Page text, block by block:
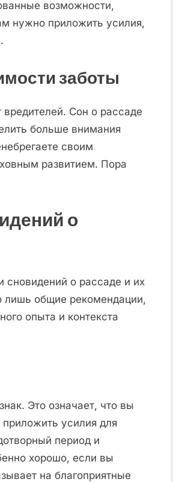
возможности,
нужно приложить усилия,
заботы
Сон о рассаде
больше внимания
своим
развитием. Пора
о
сновидений о рассаде и их
лишь общие рекомендации,
опыта и контекста
Это означает, что вы
усилия для
период и
хорошо, если вы
на благоприятные